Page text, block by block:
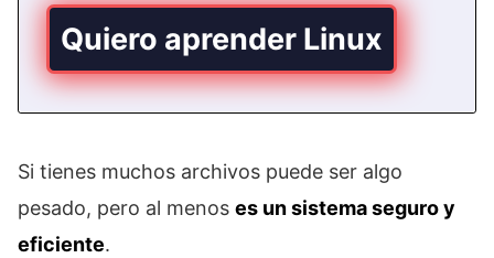
Quiero aprender Linux
Si tienes muchos archivos puede ser algo
pesado, pero al menos es un sistema seguro y
eficiente.